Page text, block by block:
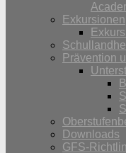
Exkursionen
Prävention
Downloads
GFS-